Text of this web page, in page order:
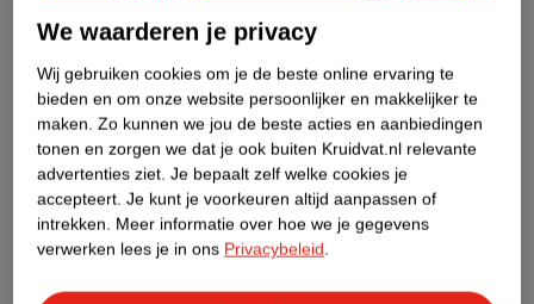
Over dit product
Productinformatie
Etiketinformatie
Nature Impact Score
Dit product heeft (nog) geen Nature
We waarderen je privacy
Wij gebruiken cookies om je de beste online ervaring te
bieden en om onze website persoonlijker en makkelijker te
maken. Zo kunnen we jou de beste acties en aanbiedingen
tonen en zorgen we dat je ook buiten Kruidvat.nl relevante
advertenties ziet. Je bepaalt zelf welke cookies je
accepteert. Je kunt je voorkeuren altijd aanpassen of
intrekken. Meer informatie over hoe we je gegevens
verwerken lees je in ons Privacybeleid.